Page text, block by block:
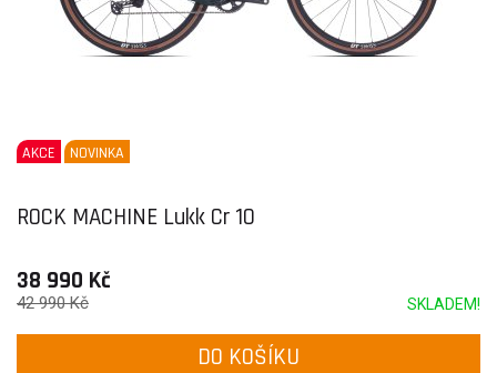
AKCE NOVINKA
ROCK MACHINE Lukk Cr 10
38 990 Kč
SKLADEM!
42 990 Kč
DO KOŠÍKU